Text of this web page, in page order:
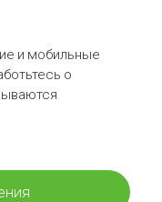
и мобильные
о